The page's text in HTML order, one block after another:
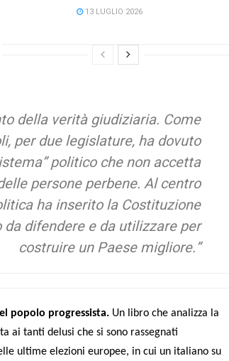
13 LUGLIO 2026
della verità giudiziaria. Come
per due legislature, ha dovuto
politico che non accetta
persone perbene. Al centro
ha inserito la Costituzione
difendere e da utilizzare per
costruire un Paese migliore.”
popolo progressista. Un libro che analizza la
ai tanti delusi che si sono rassegnati
ultime elezioni europee, in cui un italiano su